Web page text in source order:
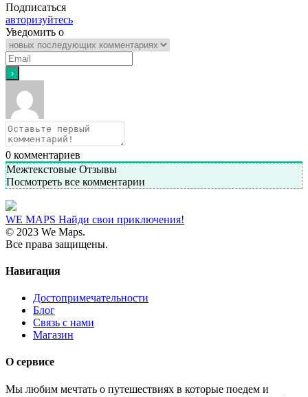
Подписаться
авторизуйтесь
Уведомить о
0 комментариев
Межтекстовые Отзывы
Посмотреть все комментарии
WE MAPS Найди свои приключения!
© 2023 We Maps.
Все права защищены.
Навигация
Достопримечательности
Блог
Связь с нами
Магазин
О сервисе
Мы любим мечтать о путешествиях в которые поедем и